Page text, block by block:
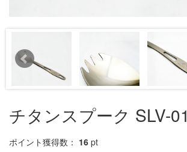
チタンスプーク SLV-01
ポイント獲得数： 16 pt